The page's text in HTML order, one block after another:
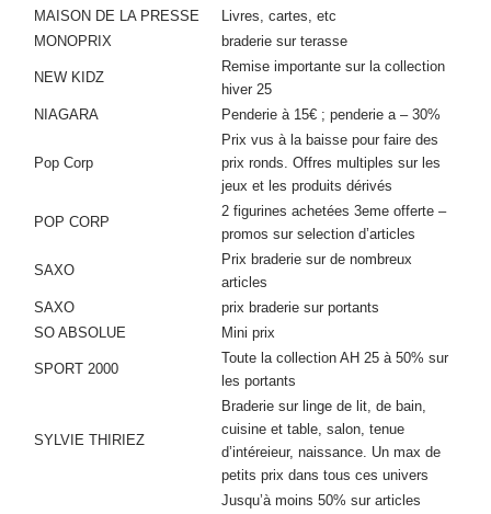
MAISON DE LA PRESSE
Livres, cartes, etc
MONOPRIX
braderie sur terasse
NEW KIDZ
Remise importante sur la collection
hiver 25
NIAGARA
Penderie à 15€ ; penderie a – 30%
Pop Corp
Prix vus à la baisse pour faire des
prix ronds. Offres multiples sur les
jeux et les produits dérivés
POP CORP
2 figurines achetées 3eme offerte –
promos sur selection d’articles
SAXO
Prix braderie sur de nombreux
articles
SAXO
prix braderie sur portants
SO ABSOLUE
Mini prix
SPORT 2000
Toute la collection AH 25 à 50% sur
les portants
SYLVIE THIRIEZ
Braderie sur linge de lit, de bain,
cuisine et table, salon, tenue
d’intéreieur, naissance. Un max de
petits prix dans tous ces univers
Jusqu’à moins 50% sur articles